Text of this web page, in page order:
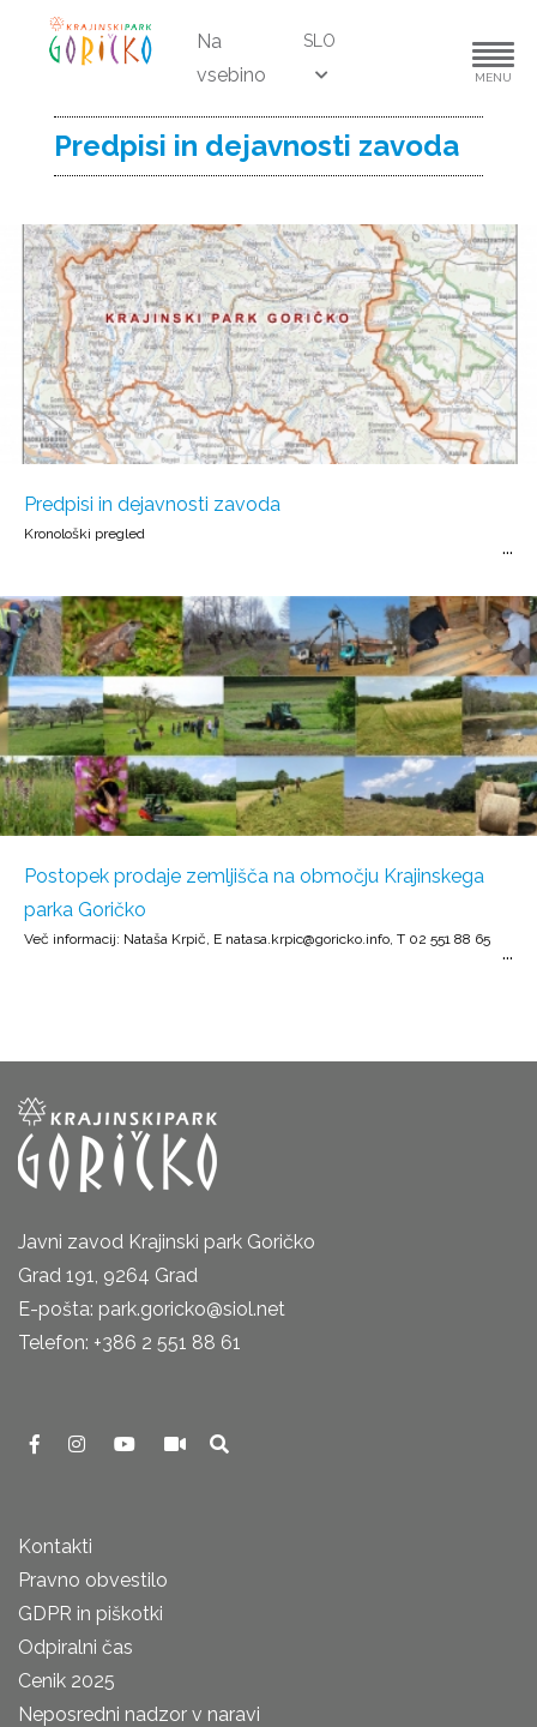
Na
vsebino
SLO
MENU
Predpisi in dejavnosti zavoda
Predpisi in dejavnosti zavoda
Kronološki pregled
Postopek prodaje zemljišča na območju Krajinskega
parka Goričko
Več informacij: Nataša Krpič, E natasa.krpic@goricko.info, T 02 551 88 65
Javni zavod Krajinski park Goričko
Grad 191, 9264 Grad
E-pošta: park.goricko@siol.net
Telefon: +386 2 551 88 61
Kontakti
Pravno obvestilo
GDPR in piškotki
Odpiralni čas
Cenik 2025
Neposredni nadzor v naravi